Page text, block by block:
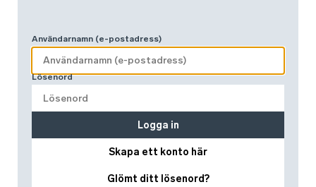
Användarnamn (e-postadress)
Lösenord
Skapa ett konto här
Glömt ditt lösenord?
Logga in